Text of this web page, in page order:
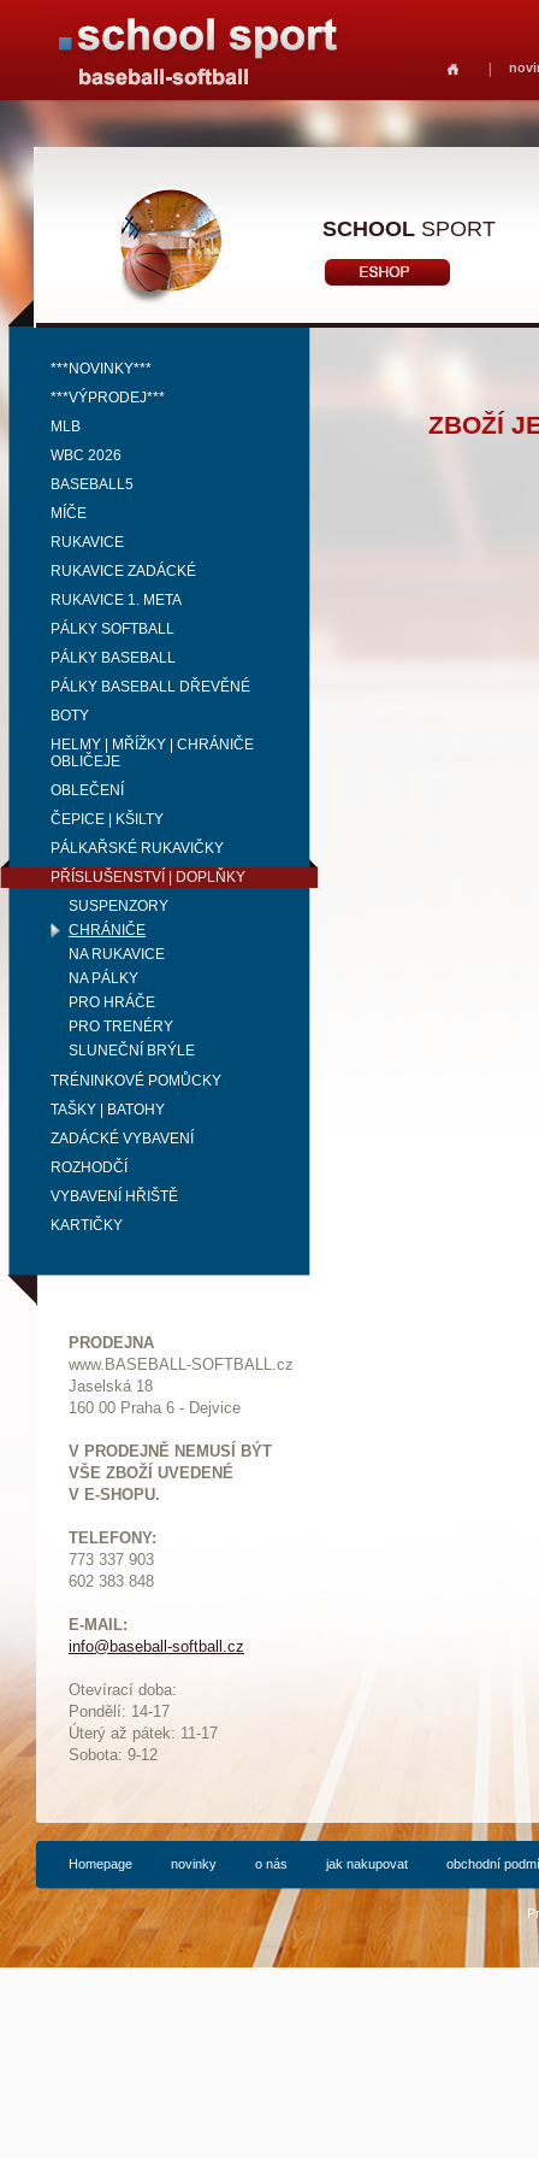
SCHOOL SPORT
***NOVINKY***
***VÝPRODEJ***
MLB
WBC 2026
BASEBALL5
MÍČE
RUKAVICE
RUKAVICE ZADÁCKÉ
RUKAVICE 1. META
PÁLKY SOFTBALL
PÁLKY BASEBALL
PÁLKY BASEBALL DŘEVĚNÉ
BOTY
HELMY | MŘÍŽKY | CHRÁNIČE
OBLIČEJE
OBLEČENÍ
ČEPICE | KŠILTY
PÁLKAŘSKÉ RUKAVIČKY
PŘÍSLUŠENSTVÍ | DOPLŇKY
SUSPENZORY
CHRÁNIČE
NA RUKAVICE
NA PÁLKY
PRO HRÁČE
PRO TRENÉRY
SLUNEČNÍ BRÝLE
TRÉNINKOVÉ POMŮCKY
TAŠKY | BATOHY
ZADÁCKÉ VYBAVENÍ
ROZHODČÍ
VYBAVENÍ HŘIŠTĚ
KARTIČKY
PRODEJNA
www.BASEBALL-SOFTBALL.cz
Jaselská 18
160 00 Praha 6 - Dejvice
V PRODEJNĚ NEMUSÍ BÝT
VŠE ZBOŽÍ UVEDENÉ
V E-SHOPU.
TELEFONY:
773 337 903
602 383 848
E-MAIL:
info@baseball-softball.cz
Otevírací doba:
Pondělí: 14-17
Úterý až pátek: 11-17
Sobota: 9-12
ZBOŽÍ
Homepage novinky o nás jak nakupovat obchodní